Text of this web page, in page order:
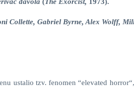
Collette, Gabriel Byrne, Alex Wolff,
ustalio tzv. fenomen “elevated